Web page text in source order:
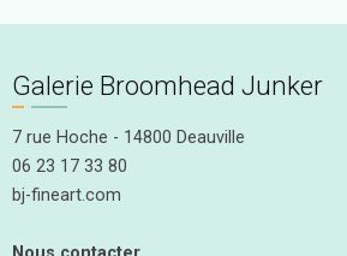
Galerie Broomhead Junker
7 rue Hoche - 14800 Deauville
06 23 17 33 80
bj-fineart.com